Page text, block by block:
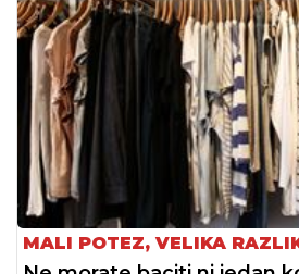
MALI POTEZ, VELIKA